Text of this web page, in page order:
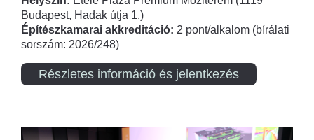
Budapest, Hadak útja 1.)
Építészkamarai akkreditáció: 2 pont/alkalom (bírálati
sorszám: 2026/248)
Részletes információ és jelentkezés